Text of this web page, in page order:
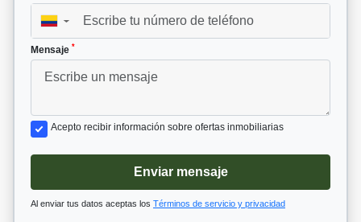
▼
Mensaje *
Acepto recibir información sobre ofertas inmobiliarias
Enviar mensaje
Al enviar tus datos aceptas los Términos de servicio y privacidad